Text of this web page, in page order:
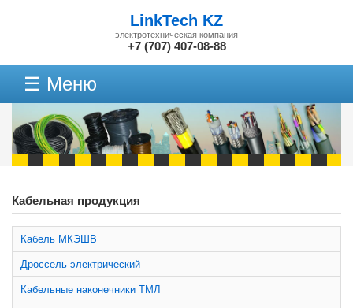
LinkTech KZ
электротехническая компания
+7 (707) 407-08-88
☰ Меню
Кабельная продукция
Кабель МКЭШВ
Дроссель электрический
Кабельные наконечники ТМЛ